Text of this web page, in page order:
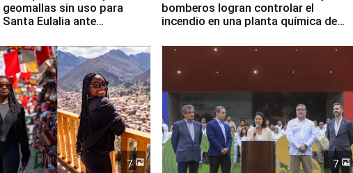
geomallas sin uso para
Eulalia ante
bomberos logran controlar el
incendio en una planta química de
7 7